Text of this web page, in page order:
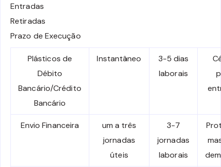
Entradas
Retiradas
Prazo de Execução
Plásticos de
Débito
Bancário/Crédito
Bancário
Instantâneo
3-5 dias
laborais
Envio Financeira
um a três
jornadas
úteis
3-7
jornadas
laborais